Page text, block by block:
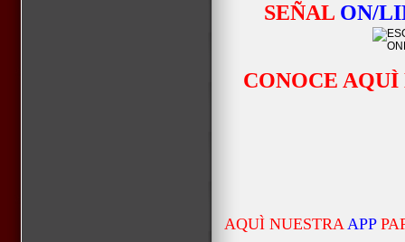
SEÑAL ON/
CONOCE
AQUÌ NUESTRAAPP